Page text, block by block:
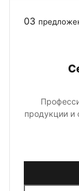
03
продукции и